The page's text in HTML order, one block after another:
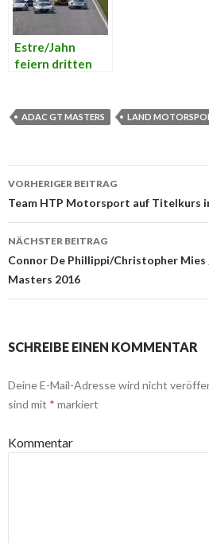
Estre/Jahn
feiern dritten
Saisonsieg in
ADAC GT MASTERS LAND
Beitrags-
Navigation
VORHERIGER BEITRAG
Team HTP Motorsport auf Titelkurs
NÄCHSTER BEITRAG
Connor De Phillippi/Christopher Mies
Masters 2016
SCHREIBE EINEN KOMMENTAR
Deine E-Mail-Adresse wird nicht
sind mit * markiert
Kommentar